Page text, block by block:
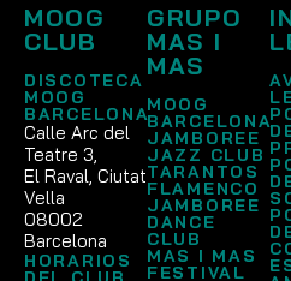
MOOG
CLUB
DISCOTECA
MOOG
BARCELONA
Calle Arc del
Teatre 3,
El Raval, Ciutat
Vella
08002
Barcelona
HORARIOS
GRUPO
MAS I
MAS
MOOG
BARCELONA
JAMBOREE
JAZZ CLUB
TARANTOS
FLAMENCO
JAMBOREE
DANCE
CLUB
MAS I MAS
FESTIVAL